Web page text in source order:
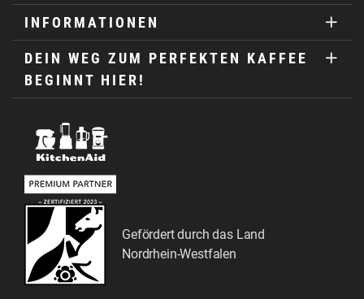
INFORMATIONEN
DEIN WEG ZUM PERFEKTEN KAFFEE
BEGINNT HIER!
Gefördert durch das Land
Nordrhein-Westfalen